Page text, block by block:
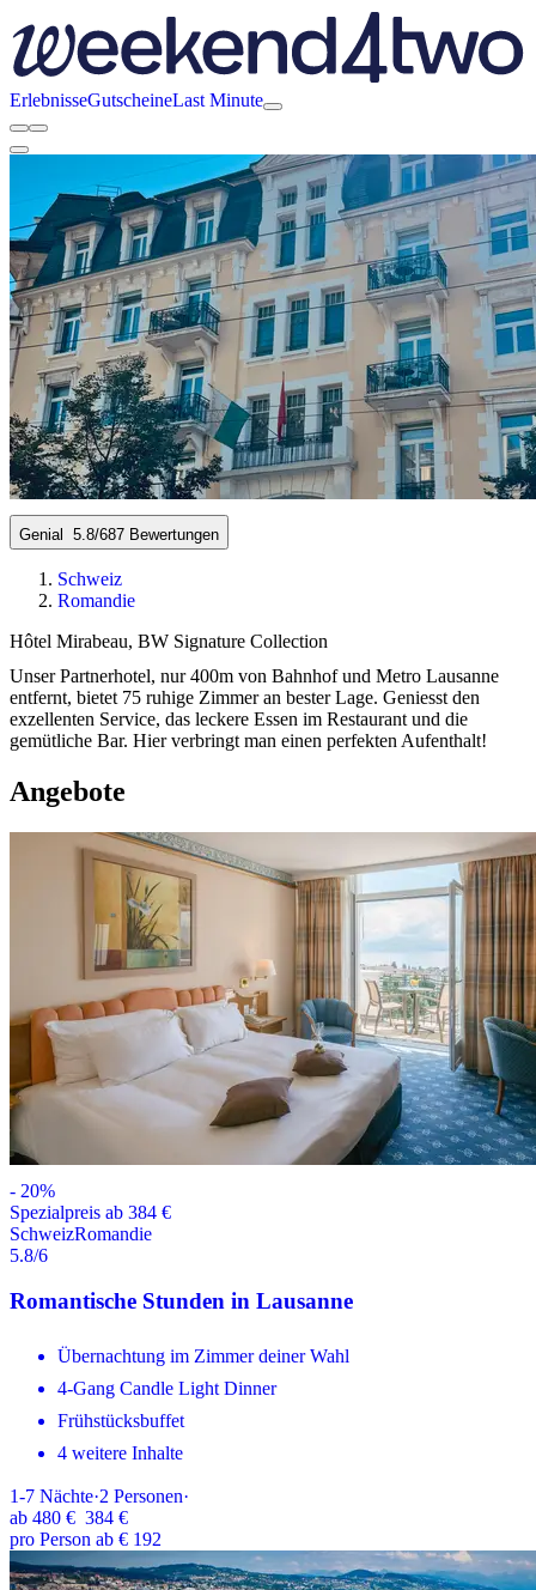
ErlebnisseGutscheineLast Minute
Genial 5.8/687 Bewertungen
Schweiz
Romandie
Hôtel Mirabeau, BW Signature Collection
Unser Partnerhotel, nur 400m von Bahnhof und Metro Lausanne
entfernt, bietet 75 ruhige Zimmer an bester Lage. Geniesst den
exzellenten Service, das leckere Essen im Restaurant und die
gemütliche Bar. Hier verbringt man einen perfekten Aufenthalt!
Angebote
- 20%
Spezialpreis ab 384 €
SchweizRomandie
5.8/6
Romantische Stunden in Lausanne
Übernachtung im Zimmer deiner Wahl
4-Gang Candle Light Dinner
Frühstücksbuffet
4 weitere Inhalte
1-7 Nächte·2 Personen·
ab 480 € 384 €
pro Person ab € 192